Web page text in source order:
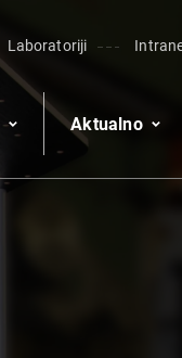
Laboratoriji
Aktualno